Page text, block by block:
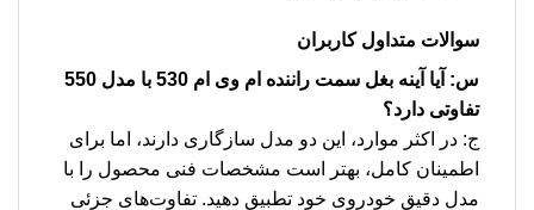
سوالات متداول کاربران
س: آیا آینه بغل سمت راننده ام وی ام 530 با مدل 550
تفاوتی دارد؟
ج: در اکثر موارد، این دو مدل سازگاری دارند، اما برای
اطمینان کامل، بهتر است مشخصات فنی محصول را با
مدل دقیق خودروی خود تطبیق دهید. تفاوت‌های جزئی